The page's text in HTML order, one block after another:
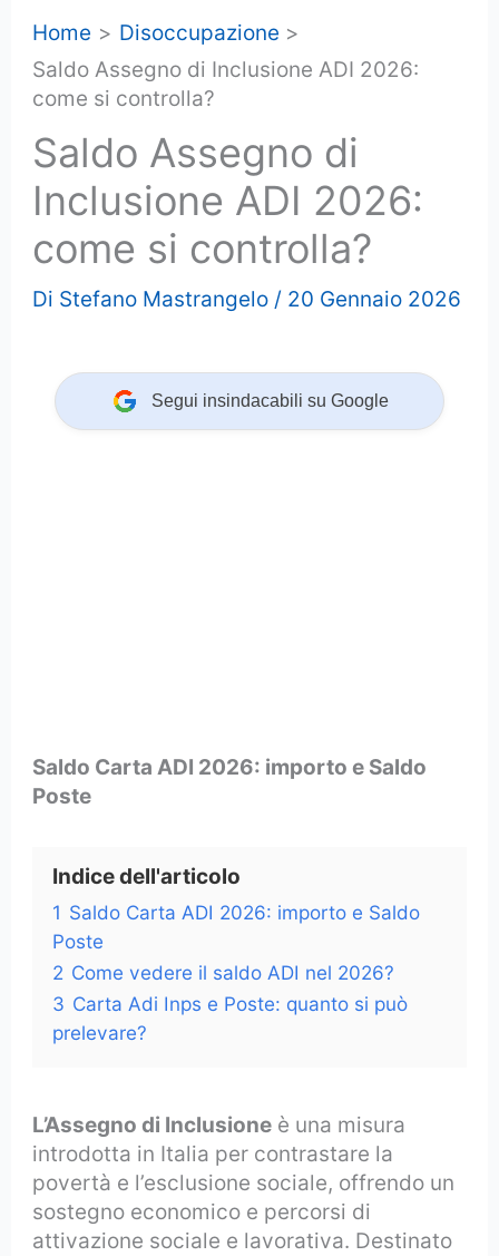
Home
Disoccupazione
Saldo Assegno di Inclusione ADI 2026:
come si controlla?
Saldo Assegno di
Inclusione ADI 2026:
come si controlla?
Di Stefano Mastrangelo / 20 Gennaio 2026
Segui insindacabili su Google
Saldo Carta ADI 2026: importo e Saldo
Poste
Indice dell'articolo
1 Saldo Carta ADI 2026: importo e Saldo
Poste
2 Come vedere il saldo ADI nel 2026?
3 Carta Adi Inps e Poste: quanto si può
prelevare?
L’Assegno di Inclusione è una misura
introdotta in Italia per contrastare la
povertà e l’esclusione sociale, offrendo un
sostegno economico e percorsi di
attivazione sociale e lavorativa. Destinato